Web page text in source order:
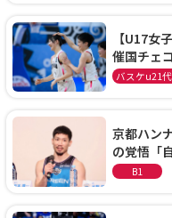
【U17女
催国チェ
通過！準
バスケu21
京都ハン
の覚悟「
に、京都
B1